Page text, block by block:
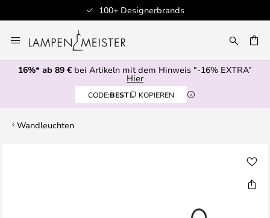
100+ Designerbrands
Inhalt
springen
16%* ab 89 € bei Artikeln mit dem Hinweis "-16% EXTRA”
Hier
CODE:BEST KOPIEREN
Wandleuchten